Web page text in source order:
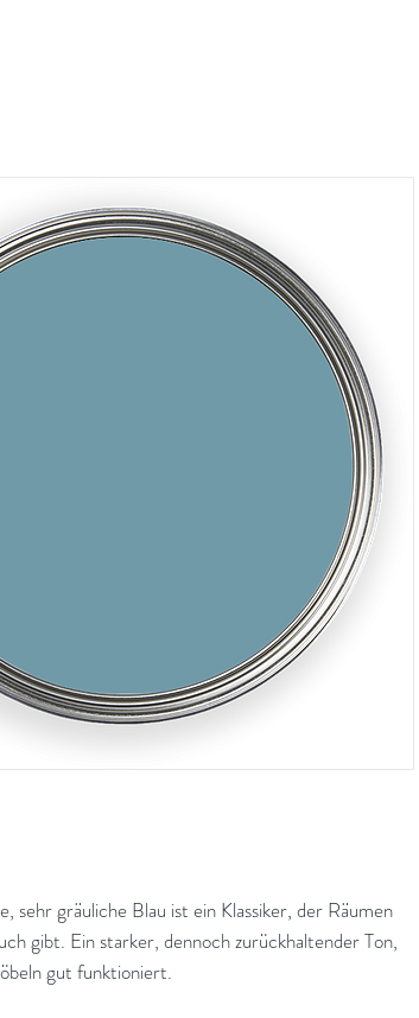
sehr gräuliche Blau ist ein Klassiker, der Räumen
gibt. Ein starker, dennoch zurückhaltender Ton,
gut funktioniert.